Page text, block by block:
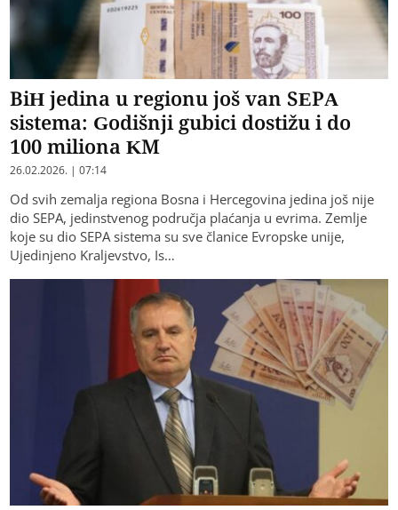
BiH jedina u regionu još van SEPA
sistema: Godišnji gubici dostižu i do
100 miliona KM
26.02.2026. | 07:14
Od svih zemalja regiona Bosna i Hercegovina jedina još nije
dio SEPA, jedinstvenog područja plaćanja u evrima. Zemlje
koje su dio SEPA sistema su sve članice Evropske unije,
Ujedinjeno Kraljevstvo, Is…